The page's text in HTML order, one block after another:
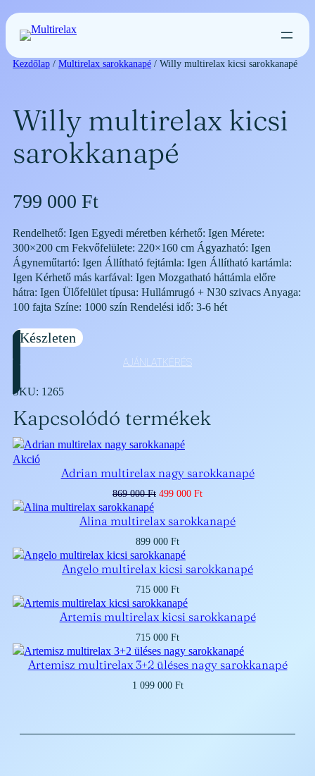
Ugrás
a
tartalomhoz
Kezdőlap / Multirelax sarokkanapé / Willy multirelax kicsi sarokkanapé
Willy multirelax kicsi
sarokkanapé
799 000 Ft
Rendelhető: Igen Egyedi méretben kérhető: Igen Mérete:
300×200 cm Fekvőfelülete: 220×160 cm Ágyazható: Igen
Ágyneműtartó: Igen Állítható fejtámla: Igen Állítható kartámla:
Igen Kérhető más karfával: Igen Mozgatható háttámla előre
hátra: Igen Ülőfelület típusa: Hullámrugó + N30 szivacs Anyaga:
100 fajta Színe: 1000 szín Rendelési idő: 3-6 hét
Készleten
AJÁNLATKÉRÉS
SKU: 1265
Kapcsolódó termékek
AkcióAkciós
termékAdrian multirelax nagy sarokkanapé
869 000Ft Original
869
000 Ft.
499 000 FtCurrent
499
Alina multirelax sarokkanapé
899 000 Ft
Angelo multirelax kicsi sarokkanapé
715 000 Ft
Artemis multirelax kicsi sarokkanapé
715 000 Ft
Artemisz multirelax 3+2 üléses nagy sarokkanapé
1 099 000 Ft